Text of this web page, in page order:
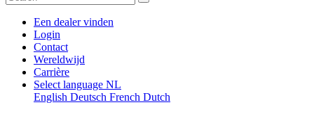
Een dealer vinden
Login
Contact
Wereldwijd
Carrière
Select language NL
English Deutsch French Dutch